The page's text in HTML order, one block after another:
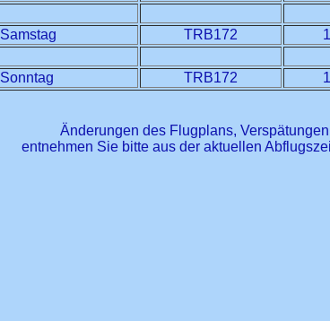
Samstag TRB172
Sonntag TRB172
Änderungen des Flugplans,
entnehmen Sie bitte aus der aktuellen